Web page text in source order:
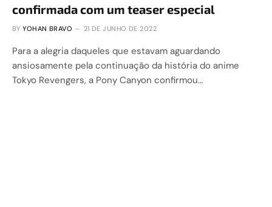
confirmada com um teaser especial
BY YOHAN BRAVO 21 DE JUNHO DE 2022
Para a alegria daqueles que estavam aguardando
ansiosamente pela continuação da história do anime
Tokyo Revengers, a Pony Canyon confirmou…